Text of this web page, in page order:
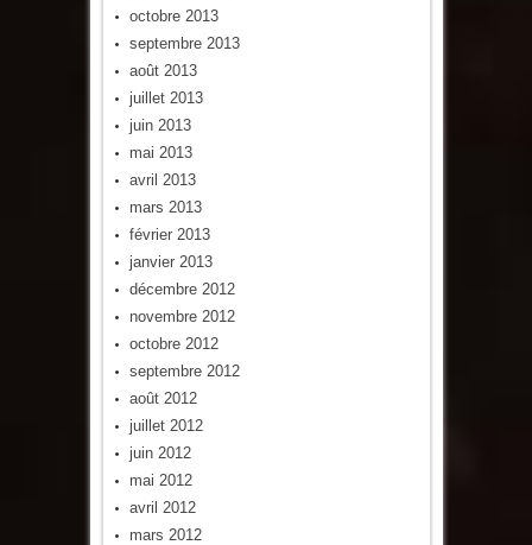
octobre 2013
septembre 2013
août 2013
juillet 2013
juin 2013
mai 2013
avril 2013
mars 2013
février 2013
janvier 2013
décembre 2012
novembre 2012
octobre 2012
septembre 2012
août 2012
juillet 2012
juin 2012
mai 2012
avril 2012
mars 2012